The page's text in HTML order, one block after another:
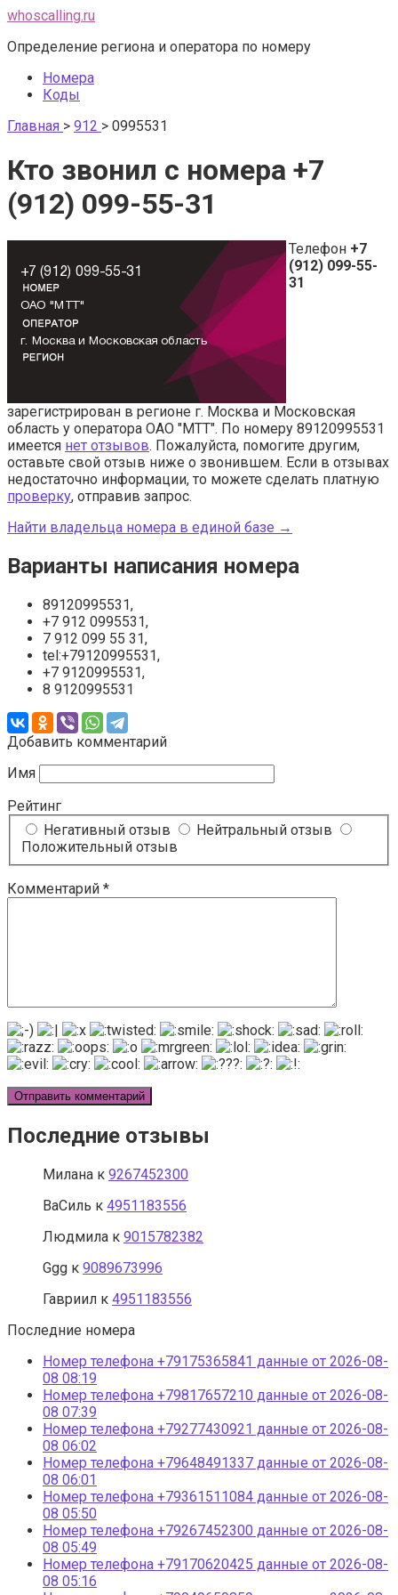
Перейти
контенту
whoscalling.ru
Определение региона и оператора по номеру
Номера
Коды
Главная > 912 > 0995531
Кто звонил с номера +7
(912) 099-55-31
Телефон +7
(912) 099-55-
31
зарегистрирован в регионе г. Москва и Московская
область у оператора ОАО "МТТ". По номеру 89120995531
имеется нет отзывов. Пожалуйста, помогите другим,
оставьте свой отзыв ниже о звонившем. Если в отзывах
недостаточно информации, то можете сделать платную
проверку, отправив запрос.
Найти владельца номера в единой базе →
Варианты написания номера
89120995531,
+7 912 0995531,
7 912 099 55 31,
tel:+79120995531,
+7 9120995531,
8 9120995531
Добавить комментарий
Имя
Рейтинг
Негативный отзыв
Нейтральный отзыв
Положительный отзыв
Комментарий *
Последние отзывы
Милана к 9267452300
ВаСиль к 4951183556
Людмила к 9015782382
Ggg к 9089673996
Гавриил к 4951183556
Последние номера
Номер телефона +79175365841 данные от 2026-08-
08 08:19
Номер телефона +79817657210 данные от 2026-08-
08 07:39
Номер телефона +79277430921 данные от 2026-08-
08 06:02
Номер телефона +79648491337 данные от 2026-08-
08 06:01
Номер телефона +79361511084 данные от 2026-08-
08 05:50
Номер телефона +79267452300 данные от 2026-08-
08 05:49
Номер телефона +79170620425 данные от 2026-08-
08 05:16